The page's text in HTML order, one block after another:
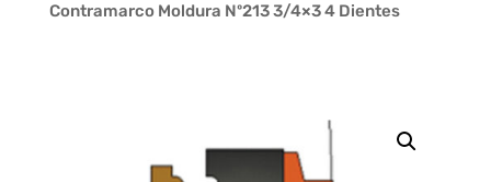
Contramarco Moldura Nº213 3/4×3 4 Dientes